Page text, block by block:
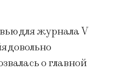
для журнала V
довольно
о главной